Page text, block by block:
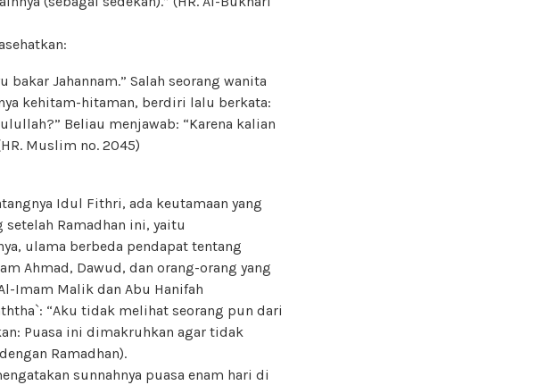
bakar Jahannam.” Salah seorang wanita
kehitam-hitaman, berdiri lalu berkata:
Beliau menjawab: “Karena kalian
Muslim no. 2045)
Idul Fithri, ada keutamaan yang
Ramadhan ini, yaitu
ulama berbeda pendapat tentang
Ahmad, Dawud, dan orang-orang yang
Imam Malik dan Abu Hanifah
“Aku tidak melihat seorang pun dari
Puasa ini dimakruhkan agar tidak
Ramadhan).
sunnahnya puasa enam hari di